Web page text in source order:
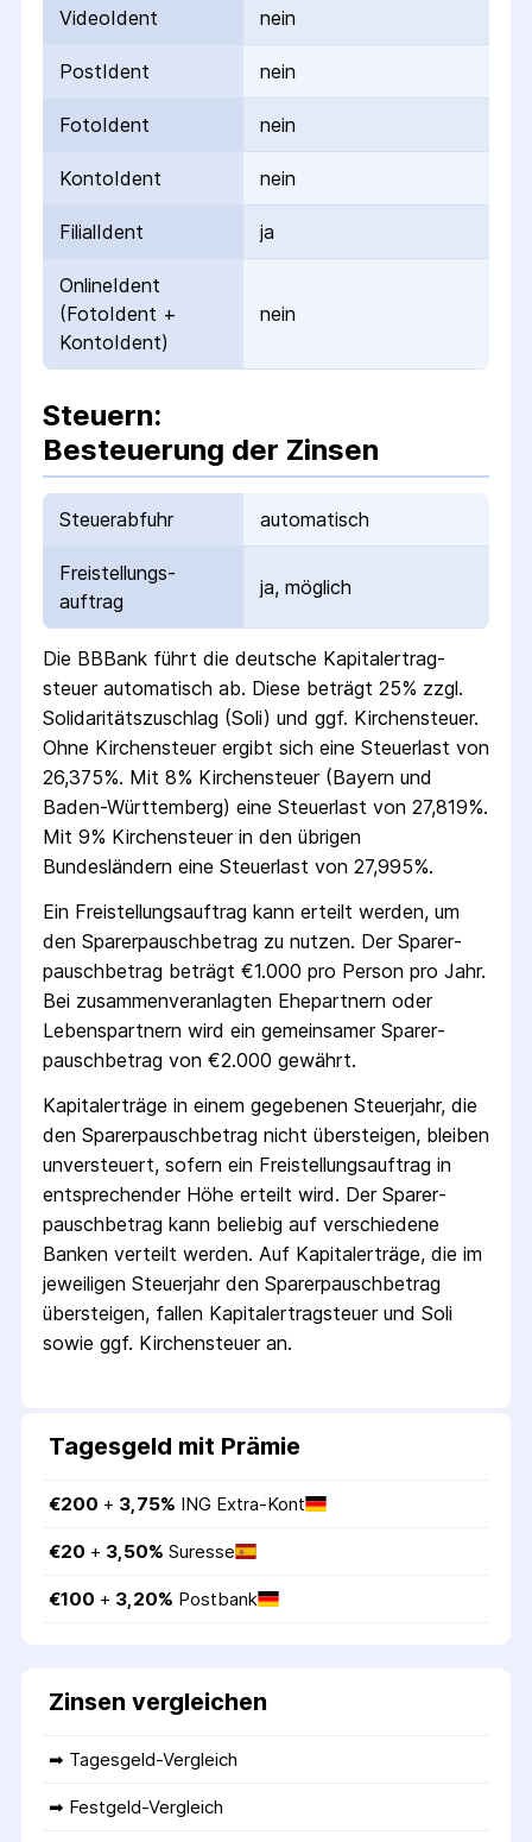
VideoIdent nein
PostIdent nein
FotoIdent nein
KontoIdent nein
FilialIdent ja
OnlineIdent
(FotoIdent +
KontoIdent)
nein
Steuern:
Besteuerung der Zinsen
Steuerabfuhr automatisch
Freistellungs­
auftrag
ja, möglich
Die BBBank führt die deutsche Kapital­ertrag­
steuer automatisch ab. Diese beträgt 25% zzgl.
Solidaritäts­zuschlag (Soli) und ggf. Kirchensteuer.
Ohne Kirchensteuer ergibt sich eine Steuerlast von
26,375%. Mit 8% Kirchensteuer (Bayern und
Baden-Württemberg) eine Steuerlast von 27,819%.
Mit 9% Kirchensteuer in den übrigen
Bundesländern eine Steuerlast von 27,995%.
Ein Freistellungs­auftrag kann erteilt werden, um
den Sparer­pausch­betrag zu nutzen. Der Sparer­
pausch­betrag beträgt €1.000 pro Person pro Jahr.
Bei zusammenveranlagten Ehepartnern oder
Lebenspartnern wird ein gemeinsamer Sparer­
pausch­betrag von €2.000 gewährt.
Kapitalerträge in einem gegebenen Steuerjahr, die
den Sparer­pausch­betrag nicht übersteigen, bleiben
unversteuert, sofern ein Freistellungs­auftrag in
entsprechender Höhe erteilt wird. Der Sparer­
pausch­betrag kann beliebig auf verschiedene
Banken verteilt werden. Auf Kapitalerträge, die im
jeweiligen Steuerjahr den Sparer­pausch­betrag
übersteigen, fallen Kapital­ertrag­steuer und Soli
sowie ggf. Kirchensteuer an.
Tagesgeld mit Prämie
€200 + 3,75% ING Extra-Kont
€20 + 3,50% Suresse
€100 + 3,20% Postbank
Zinsen vergleichen
➡ Tagesgeld-Vergleich
➡ Festgeld-Vergleich